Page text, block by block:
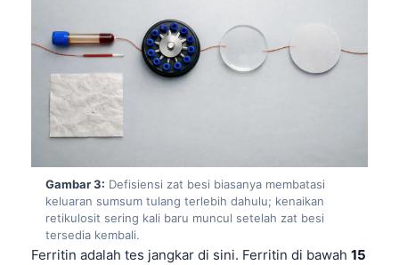
Gambar 3: Defisiensi zat besi biasanya membatasi
keluaran sumsum tulang terlebih dahulu; kenaikan
retikulosit sering kali baru muncul setelah zat besi
tersedia kembali.
Ferritin adalah tes jangkar di sini. Ferritin di bawah 15